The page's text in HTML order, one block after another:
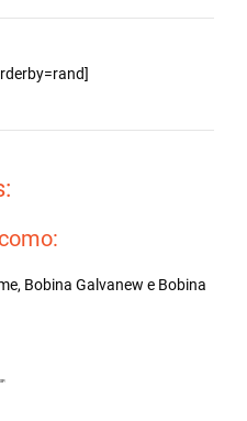
Bobina Galvanew e Bobina